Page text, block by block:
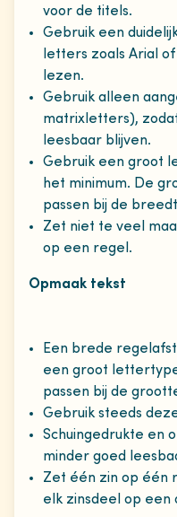
voor de titels.
Gebruik een
letters zoals Arial
lezen.
Gebruik alleen
matrixletters),
leesbaar blijven.
Gebruik een groot
het minimum. De
passen bij de
Zet niet te veel
op een regel.
Opmaak tekst
Een brede
een groot
passen bij de
Gebruik steeds
Schuingedrukte en
minder goed
Zet één zin op één
elk zinsdeel op